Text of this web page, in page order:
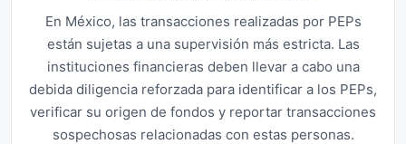
En México, las transacciones realizadas por PEPs
están sujetas a una supervisión más estricta. Las
instituciones financieras deben llevar a cabo una
debida diligencia reforzada para identificar a los PEPs,
verificar su origen de fondos y reportar transacciones
sospechosas relacionadas con estas personas.